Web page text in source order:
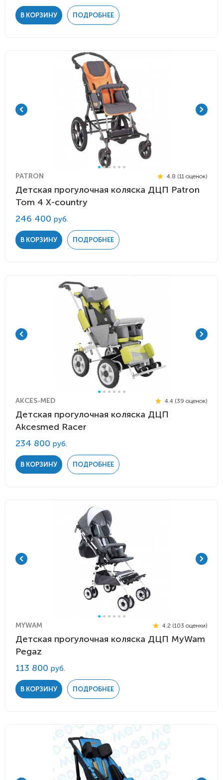
В КОРЗИНУ ПОДРОБНЕЕ
PATRON 4.8 (11 оценок)
Детская прогулочная коляска ДЦП Patron
Tom 4 X-country
246 400 руб.
В КОРЗИНУ ПОДРОБНЕЕ
AKCES-MED 4.4 (39 оценок)
Детская прогулочная коляска ДЦП
Akcesmed Racer
234 800 руб.
В КОРЗИНУ ПОДРОБНЕЕ
MYWAM 4.2 (103 оценки)
Детская прогулочная коляска ДЦП MyWam
Pegaz
113 800 руб.
В КОРЗИНУ ПОДРОБНЕЕ